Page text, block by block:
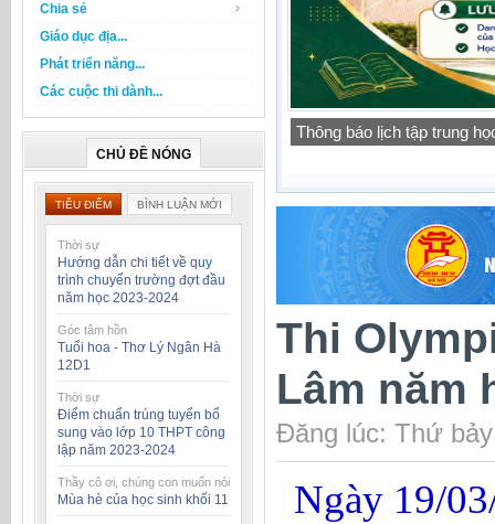
Chia sẻ
Giáo dục địa...
Phát triển năng...
Các cuộc thi dành...
CHỦ ĐỀ NÓNG
TIÊU ĐIỂM BÌNH LUẬN MỚI
Thời sự
Hướng dẫn chi tiết về quy
trình chuyển trường đợt đầu
năm học 2023-2024
Góc tâm hồn
Tuổi hoa - Thơ Lý Ngân Hà
12D1
Thời sự
Điểm chuẩn trúng tuyển bổ
sung vào lớp 10 THPT công
lập năm 2023-2024
Thầy cô ơi, chúng con muốn nói
Mùa hè của học sinh khối 11
Báo cáo thường niên của
học 2025-2026
Thi
Lâm năm
Đăng lúc: Thứ
Ngày 19/